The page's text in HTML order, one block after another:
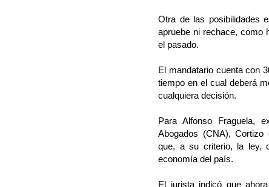
Otra de las posibilidades
apruebe ni rechace, como
el pasado.
El mandatario cuenta con
tiempo en el cual deberá
cualquiera decisión.
Para Alfonso Fraguela,
Abogados (CNA),
que, a su criterio, la ley,
economía del país.
El jurista indicó que